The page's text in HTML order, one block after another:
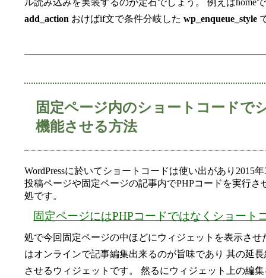
ル読み込みを実装するのが定石でしょう。 例えばhome
add_action おけばif文で条件分岐した wp_enqueue_style
固定ページ内のショートコードで
機能させる方法
WordPressに於いてショートコードは使い出があり2015
投稿ページや固定ページの記事内でPHPコードを実行
処です。
固定ページにはPHPコードではなくショート
処で今回固定ページの中ほどにウィジェットを表示さ
はオンラインで記事編集出来るのが旨味であり 其の延
させるウィジェットです。 然るにウィジェット上の編